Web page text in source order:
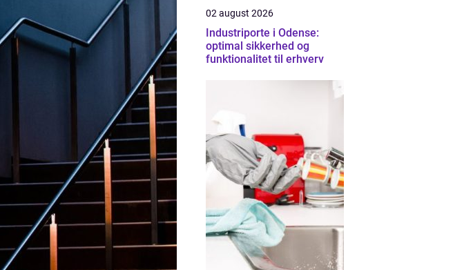
02 august 2026
Industriporte i Odense:
optimal sikkerhed og
funktionalitet til erhverv